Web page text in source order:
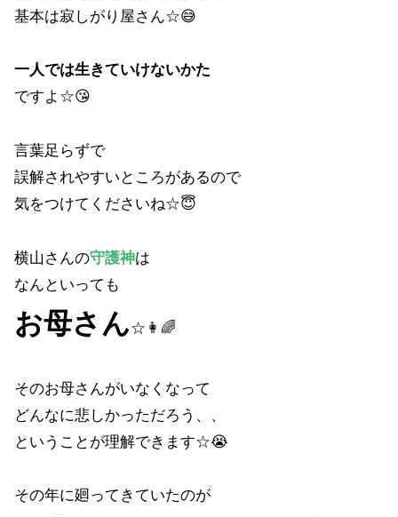
基本は寂しがり屋さん☆😅
一人では生きていけないかた
ですよ☆😘
言葉足らずで
誤解されやすいところがあるので
気をつけてくださいね☆😇
横山さんの守護神は
なんといっても
お母さん☆👩🌈
そのお母さんがいなくなって
どんなに悲しかっただろう、、
ということが理解できます☆😭
その年に廻ってきていたのが